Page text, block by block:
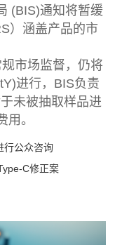
(BIS)通知将暂缓
）涵盖产品的市
市场监督，仍将
进行，BIS负责
未被抽取样品进
。
行公众咨询
C修正案